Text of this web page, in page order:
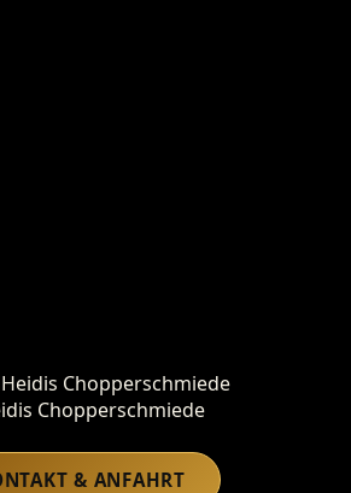
Chopperschmiede
& ANFAHRT